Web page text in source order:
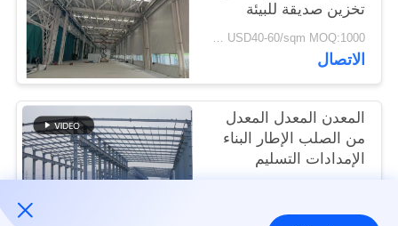
تخزين صديقة للبيئة
USD40-60/sqm MOQ:1000 متر مربع
الاتصال
المعدن المعدل المعدل
من الصلب الإطار البناء
الإمدادات التسليم